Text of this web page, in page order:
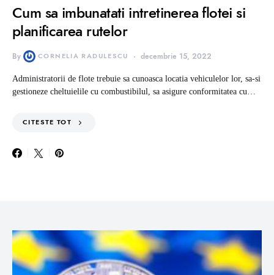
Cum sa imbunatati intretinerea flotei si
planificarea rutelor
By CORNELIA RADULESCU decembrie 15, 2022
Administratorii de flote trebuie sa cunoasca locatia vehiculelor lor, sa-si
gestioneze cheltuielile cu combustibilul, sa asigure conformitatea cu…
CITESTE TOT